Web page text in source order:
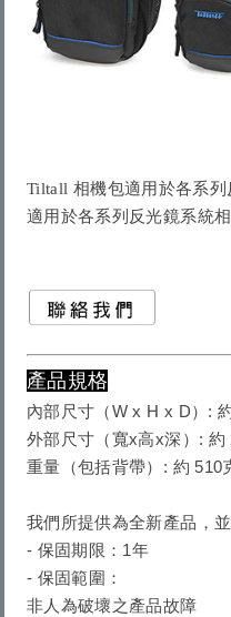
Tiltall 相機包適用於各系列
產品規格
內部尺寸（W x H x D）:
外部尺寸（寬x高x深）:
重量（包括背帶）: 約 510
我們所提供為全新產品，
- 保固期限：1年
- 保固範圍：
非人為破壞之產品故障